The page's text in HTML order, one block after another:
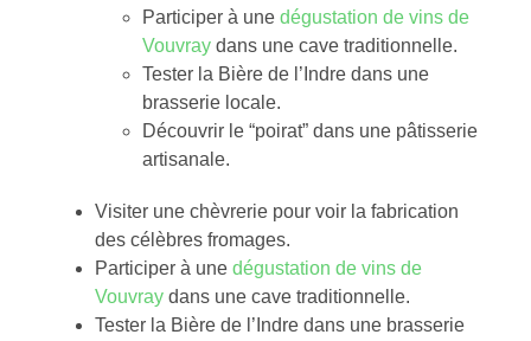
Participer à une dégustation de vins de
Vouvray dans une cave traditionnelle.
Tester la Bière de l’Indre dans une
brasserie locale.
Découvrir le “poirat” dans une pâtisserie
artisanale.
Visiter une chèvrerie pour voir la fabrication
des célèbres fromages.
Participer à une dégustation de vins de
Vouvray dans une cave traditionnelle.
Tester la Bière de l’Indre dans une brasserie